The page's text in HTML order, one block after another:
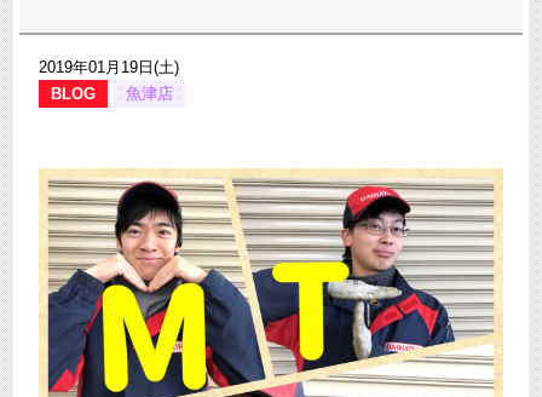
2019年01月19日(土)
BLOG
魚津店